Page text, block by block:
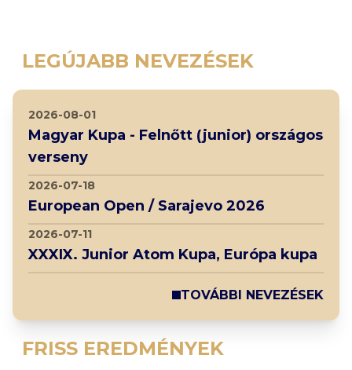
LEGÚJABB NEVEZÉSEK
FRISS EREDMÉNYEK
2026-08-01
Magyar Kupa - Felnőtt (junior) országos
verseny
2026-07-18
European Open / Sarajevo 2026
2026-07-11
XXXIX. Junior Atom Kupa, Európa kupa
TOVÁBBI NEVEZÉSEK